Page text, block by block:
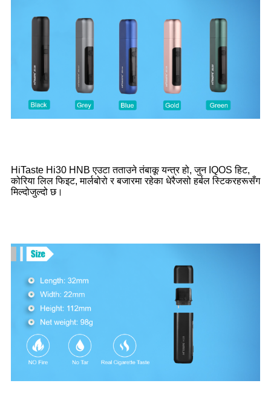
HiTaste Hi30 HNB एउटा तताउने तंबाकू यन्त्र हो, जुन IQOS हिट,
कोरिया लिल फिइट, मार्लबोरो र बजारमा रहेका धेरैजसो हर्बल स्टिकरहरूसँग
मिल्दोजुल्दो छ।